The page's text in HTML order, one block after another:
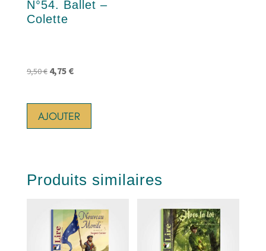
N°54. Ballet –
Colette
9,50€ Le
initial
était :
4,75 €Le
actuel
est :
AJOUTER
Produits similaires